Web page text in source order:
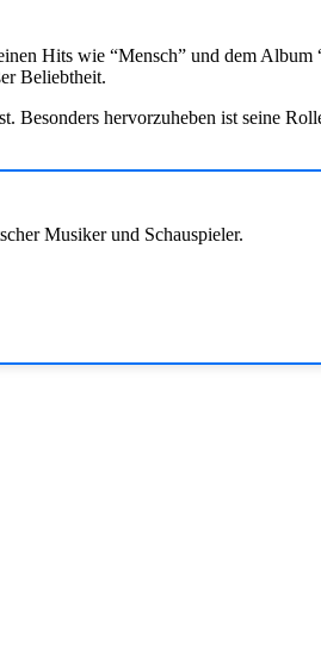
Hits wie “Mensch” und dem
Beliebtheit.
hervorzuheben ist seine
Musiker und Schauspieler.